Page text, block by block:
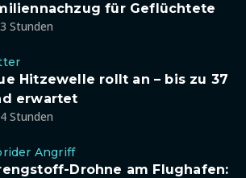
für Geflüchtete
Stunden
Hitzewelle rollt an – bis zu 37
erwartet
Stunden
Angriff
Drohne am Flughafen: